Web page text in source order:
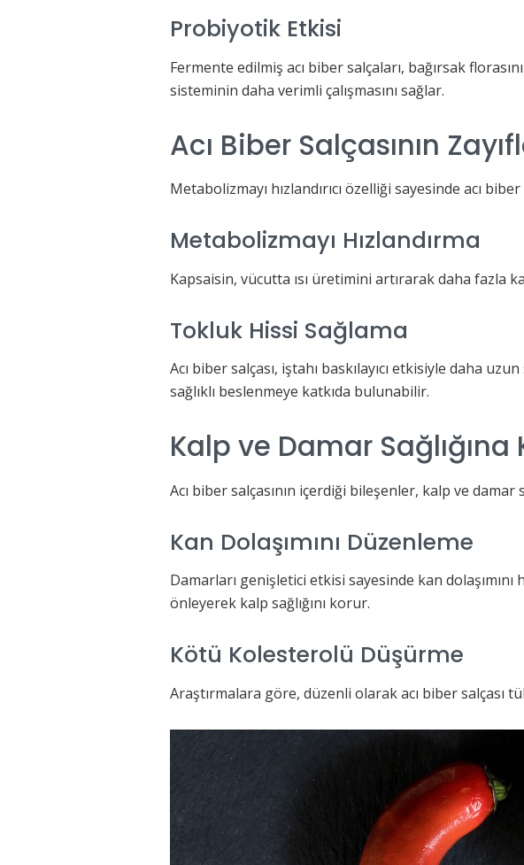
Probiyotik Etkisi
Fermente edilmiş acı biber salçaları, bağırsak
sisteminin daha verimli çalışmasını sağlar.
Acı Biber Salçasının
Metabolizmayı hızlandırıcı özelliği sayesinde acı
Metabolizmayı Hızlandırma
Kapsaisin, vücutta ısı üretimini artırarak daha fazla
Tokluk Hissi Sağlama
Acı biber salçası, iştahı baskılayıcı etkisiyle daha
sağlıklı beslenmeye katkıda bulunabilir.
Kalp ve Damar Sağlığına
Acı biber salçasının içerdiği bileşenler, kalp ve
Kan Dolaşımını Düzenleme
Damarları genişletici etkisi sayesinde kan
önleyerek kalp sağlığını korur.
Kötü Kolesterolü Düşürme
Araştırmalara göre, düzenli olarak acı biber salçası